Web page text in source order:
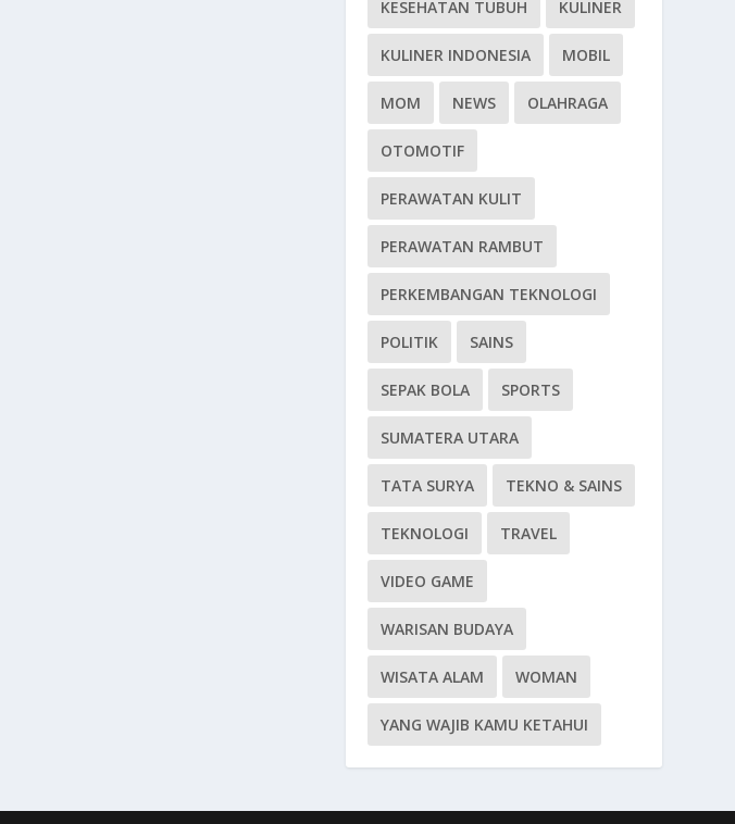
KESEHATAN TUBUH KULINER
KULINER INDONESIA MOBIL
MOM NEWS OLAHRAGA
OTOMOTIF
PERAWATAN KULIT
PERAWATAN RAMBUT
PERKEMBANGAN TEKNOLOGI
POLITIK SAINS
SEPAK BOLA SPORTS
SUMATERA UTARA
TATA SURYA TEKNO & SAINS
TEKNOLOGI TRAVEL
VIDEO GAME
WARISAN BUDAYA
WISATA ALAM WOMAN
YANG WAJIB KAMU KETAHUI